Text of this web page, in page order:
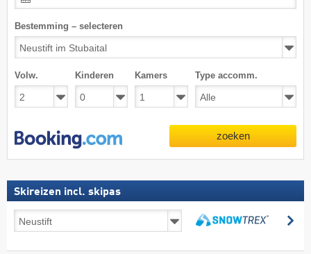
Bestemming – selecteren
Volw. Kinderen Kamers Type accomm.
zoeken
Skireizen incl. skipas
incl.